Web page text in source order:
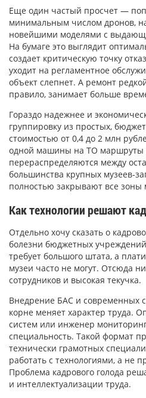
Еще один частый просчет —
минимальным числом дронов,
новейшими моделями с
На бумаге это выглядит
создает критическую точку
уходит на регламентное
объект слепнет. А ремонт
правило, занимает больше
Гораздо надежнее и
группировку из простых,
стоимостью от 0,4 до 2 млн
одной машины на ТО маршруты
перераспределяются между
большинства крупных музеев-
полностью закрывают все зоны
Как технологии решают
Отдельно хочу сказать о
болезни бюджетных
требует большого штата, а
музеи часто не могут. Отсюда
сотрудников и высокая текучка.
Внедрение БАС и современных
корне меняет характер труда.
систем или инженер
специальность. Такой формат
технически грамотных
работать с технологиями, а не
Проблема кадрового голода
и интеллектуализации труда.